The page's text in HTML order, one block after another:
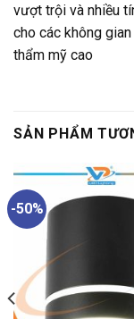
vượt trội và nhiều
cho các không
thẩm mỹ cao
SẢN PHẨM
-50%